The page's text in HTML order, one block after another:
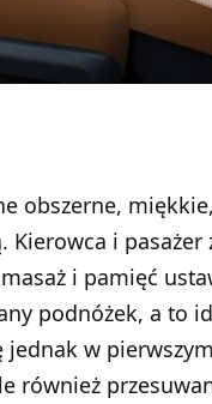
obszerne,
i pasażer
i pamięć
podnóżek, a to
w
również